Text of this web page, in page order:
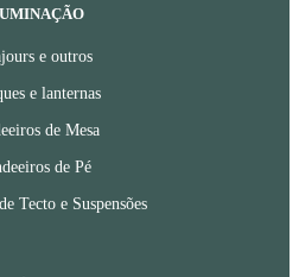
e outros
e lanternas
de Mesa
de Pé
Tecto e Suspensões